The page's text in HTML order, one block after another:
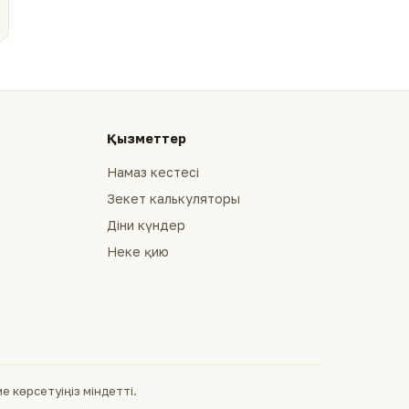
Қызметтер
Намаз кестесі
Зекет калькуляторы
Діни күндер
Неке қию
міндетті.